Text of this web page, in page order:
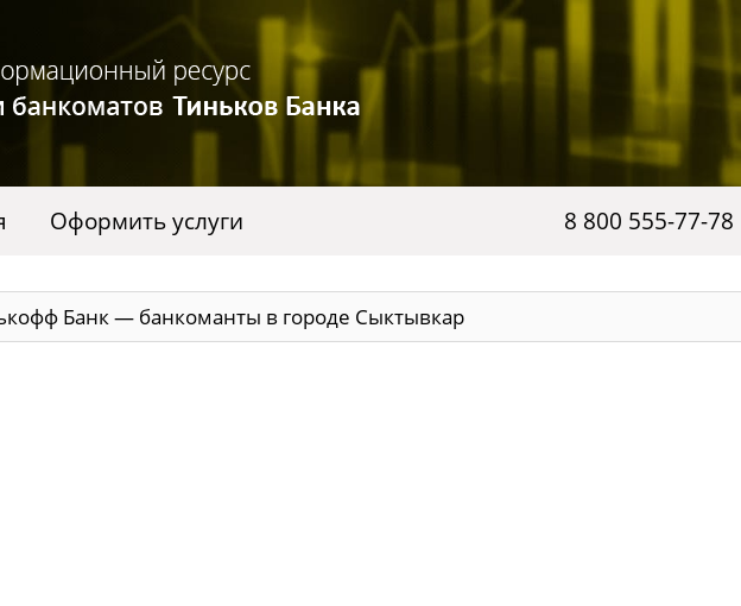
Оформить услуги 8 800 555-77-78
Банк — банкоманты в городе Сыктывкар